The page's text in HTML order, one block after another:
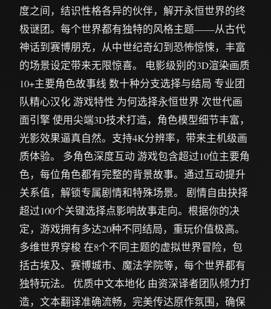
度之间，结识性格各异的伙伴，解开永恒世界的终
极谜团。每个世界都有独特的风格主题——从古代
神话到赛博朋克，从中世纪奇幻到恐怖惊悚，丰富
的场景设定带来无限惊喜。 电影级别的3D渲染画质
10+主要角色故事线 数十种分支选择与结局 专业团
队精心汉化 游戏特性 为何选择永恒世界 次世代画
面引擎 使用尖端3D技术打造，角色模型细节丰富，
光影效果逼真自然。支持4K分辨率，带来主机级画
质体验。 多角色深度互动 游戏包含超过10位主要角
色，每位角色都有完整的背景故事。通过互动提升
关系值，解锁专属剧情和特殊场景。 剧情自由抉择
超过100个关键选择点影响故事走向。根据你的决
定，游戏拥有多达20种不同结局，重玩价值极高。
多维世界穿梭 在8个不同主题的虚拟世界冒险，包
括古埃及、赛博城市、魔法学院等，每个世界都有
独特玩法。 优质中文本地化 由资深译者团队倾力打
造，文本翻译准确流畅，完美传达原作氛围，确保